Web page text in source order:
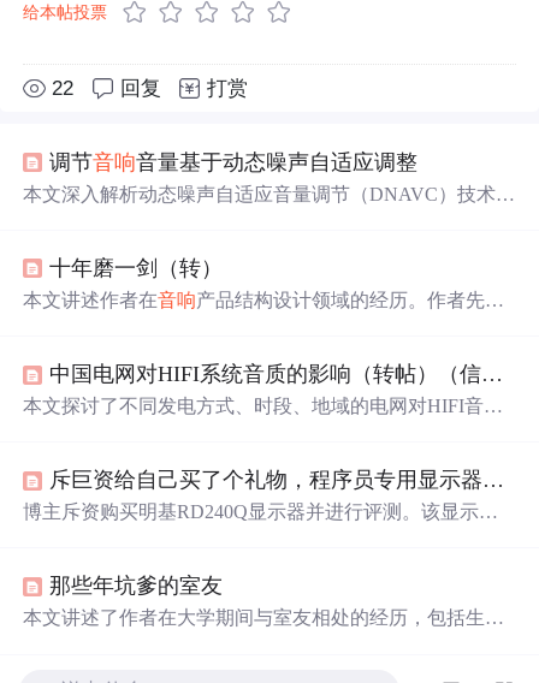
给本帖投票
22 回复 打赏
调节音响音量基于动态噪声自适应调整
本文深入解析动态噪声自适应音量调节（DNAVC）技术，
C和动态EQ等算法，解决车载、家居及会议场景下的听感
难题，提升语音可懂度与用户体验。
十年磨一剑（转）
本文讲述作者在音响产品结构设计领域的经历。作者先掌
品，还研究塑料零件连接技术，发表论文集，强调工程师
应会做、会写、会讲。
中国电网对HIFI系统音质的影响（转帖）（信不信由你！）
本文探讨了不同发电方式、时段、地域的电网对HIFI音质
观点。
斥巨资给自己买了个礼物，程序员专用显示器真香
博主斥资购买明基RD240Q显示器并进行评测。该显示器1
式让代码更易识别，还自带
可自动切换，还配备软件方便操作。
那些年坑爹的室友
本文讲述了作者在大学期间与室友相处的经历，包括生活